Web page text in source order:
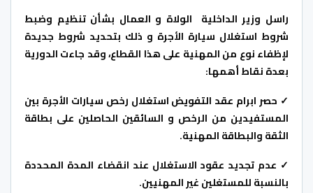
راسل وزير الداخلية الولاة و العمال بشأن تنظيم وضبط
شروط استغلال سيارة الأجرة و ذلك بتحديد شروط جديدة
لإظفاء نوع من المهنية على هذا القطاع، وقد جاءت الدورية
بعدة نقاط أهمها:
✓ حصر ابرام عقد التفويض استغلال رخص سيارات الأجرة بين
المستفيدين من الرخص و السائقين الحاصلين على بطاقة
الثقة والبطاقة المهنية.
✓ عدم تجديد عقود الاستغلال عند انقضاء المدة المحددة
بالنسبة للمستغلين غير المهنيين.